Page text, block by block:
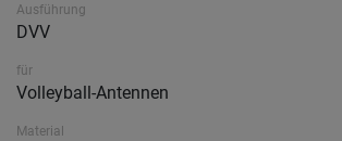
Ausführung
DVV
für
Volleyball-Antennen
Material